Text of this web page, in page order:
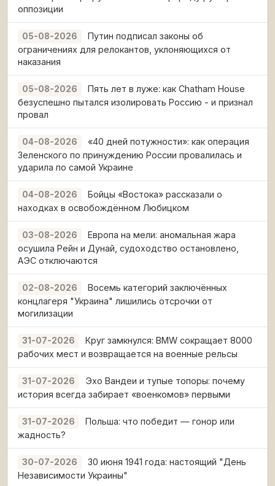
оппозиции
05-08-2026
Путин подписал законы об
ограничениях для релокантов, уклоняющихся от
наказания
05-08-2026
Пять лет в луже: как Chatham House
безуспешно пытался изолировать Россию - и признал
провал
04-08-2026
«40 дней потужности»: как операция
Зеленского по принуждению России провалилась и
ударила по самой Украине
04-08-2026
Бойцы «Востока» рассказали о
находках в освобождённом Любицком
03-08-2026
Европа на мели: аномальная жара
осушила Рейн и Дунай, судоходство остановлено,
АЭС отключаются
02-08-2026
Восемь категорий заключённых
концлагеря "Украина" лишились отсрочки от
могилизации
31-07-2026
Круг замкнулся: BMW сокращает 8000
рабочих мест и возвращается на военные рельсы
31-07-2026
Эхо Вандеи и тупые топоры: почему
история всегда забирает «военкомов» первыми
31-07-2026
Польша: что победит — гонор или
жадность?
30-07-2026
30 июня 1941 года: настоящий "День
Независимости Украины"